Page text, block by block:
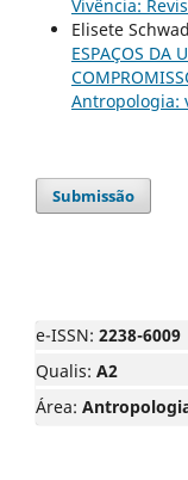
Vivência:
Elisete
ESPAÇOS DA
Antropologia:
Submissão
e-ISSN: 2238-6009
Qualis: A2
Área: